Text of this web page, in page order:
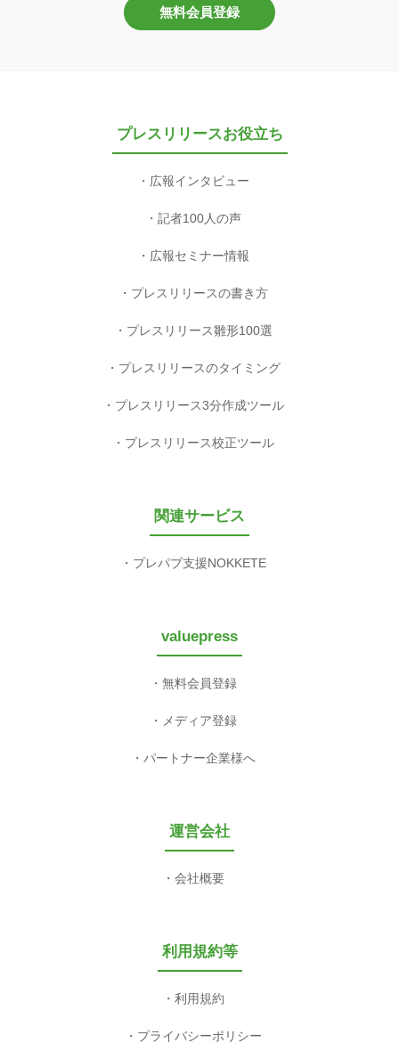
無料会員登録
プレスリリースお役立ち
広報インタビュー
記者100人の声
広報セミナー情報
プレスリリースの書き方
プレスリリース雛形100選
プレスリリースのタイミング
プレスリリース3分作成ツール
プレスリリース校正ツール
関連サービス
プレパブ支援NOKKETE
valuepress
無料会員登録
メディア登録
パートナー企業様へ
運営会社
会社概要
利用規約等
利用規約
プライバシーポリシー